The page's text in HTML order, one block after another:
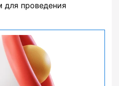
проведения